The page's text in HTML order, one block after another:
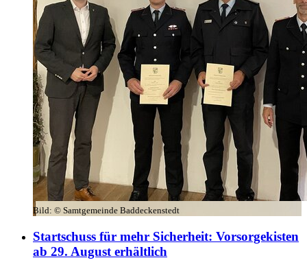
Bild: © Samtgemeinde Baddeckenstedt
Startschuss für mehr Sicherheit: Vorsorgekisten
ab 29. August erhältlich